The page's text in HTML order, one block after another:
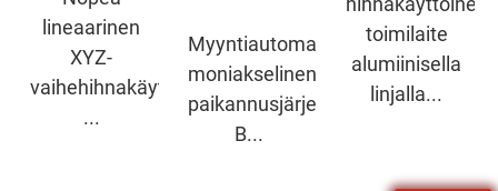
lineaarinen
XYZ-
vaihehihnakäyttöinen
...
Myyntiautomaatin
moniakselinen
paikannusjärjestelmä
B...
toimilaite
alumiinisella
linjalla...